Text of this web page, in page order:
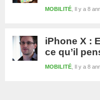
Il y a 8
MOBILITÉ
iPhone X :
ce qu’il
Il y a 8
MOBILITÉ